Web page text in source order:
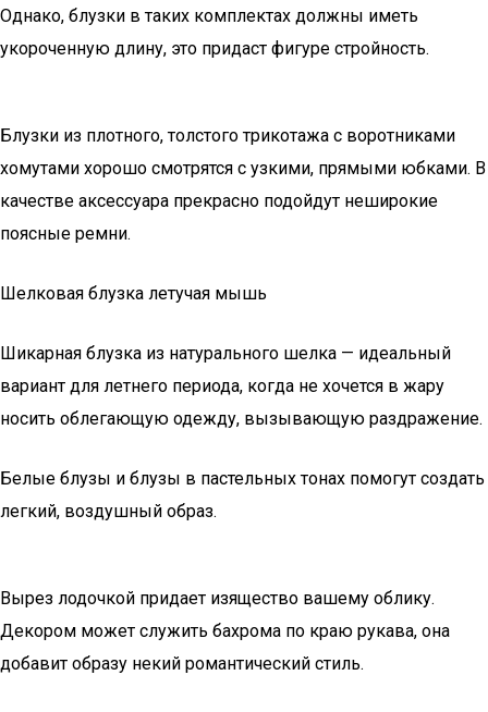
Однако, блузки в таких комплектах должны иметь
укороченную длину, это придаст фигуре стройность.
Блузки из плотного, толстого трикотажа с воротниками
хомутами хорошо смотрятся с узкими, прямыми юбками. В
качестве аксессуара прекрасно подойдут неширокие
поясные ремни.
Шелковая блузка летучая мышь
Шикарная блузка из натурального шелка — идеальный
вариант для летнего периода, когда не хочется в жару
носить облегающую одежду, вызывающую раздражение.
Белые блузы и блузы в пастельных тонах помогут создать
легкий, воздушный образ.
Вырез лодочкой придает изящество вашему облику.
Декором может служить бахрома по краю рукава, она
добавит образу некий романтический стиль.